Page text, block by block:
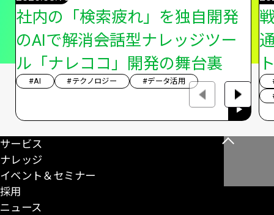
社内の「検索疲れ」を独自開発
のAIで解消――会話型ナレッジツー
ル「ナレココ」開発の舞台裏
#AI #テクノロジー #データ活用
こ
サービス
ナレッジ
イベント＆セミナー
採用
ニュース